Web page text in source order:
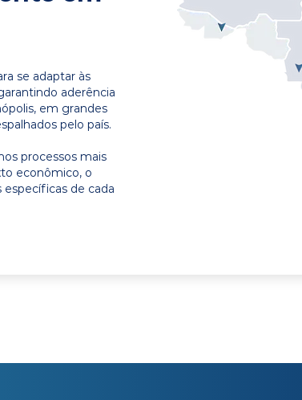
se adaptar às
aderência
em grandes
pelo país.
processos mais
econômico, o
de cada